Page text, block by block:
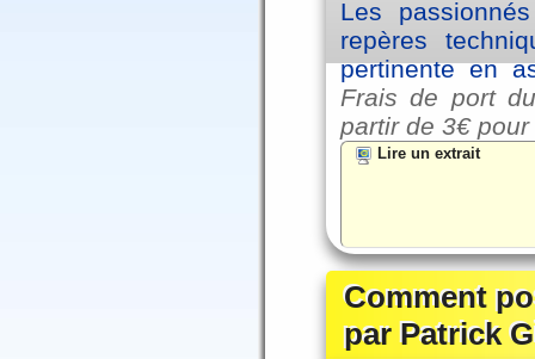
Les
repères
pertinente en
Frais de port
partir de 3€
Lire un extrait
Comment
par Patrick